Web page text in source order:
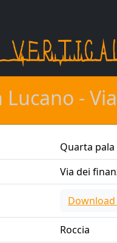
-
Quarta pala
Via dei
Download
Roccia